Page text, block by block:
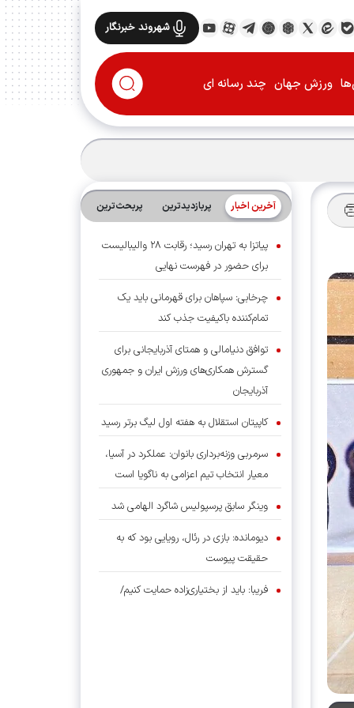
شهروند خبرنگار
ورزش جهان چند رسانه ای
آخرین اخبار پربازدیدترین پربحث‌ترین‌
پیاتزا به تهران رسید؛ رقابت ۲۸ والیبالیست
برای حضور در فهرست نهایی
چرخابی: سپاهان برای قهرمانی باید یک
تمام‌کننده باکیفیت جذب کند
توافق دنیامالی و همتای آذربایجانی برای
گسترش همکاری‌های ورزش ایران و جمهوری
آذربایجان
کاپیتان استقلال به هفته اول لیگ برتر رسید
سرمربی وزنه‌برداری بانوان: عملکرد در آسیا،
معیار انتخاب تیم اعزامی به ناگویا است
وینگر سابق پرسپولیس شاگرد الهامی شد
دیومانده: بازی در رئال، رویایی بود که به
حقیقت پیوست
فریبا: باید از بختیاری‌زاده حمایت کنیم/